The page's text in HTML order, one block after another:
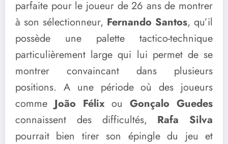
parfaite pour le joueur de 26 ans de montrer
à son sélectionneur, Fernando Santos, qu’il
possède une palette tactico-technique
particulièrement large qui lui permet de se
montrer convaincant dans plusieurs
positions. A une période où des joueurs
comme João FélixouGonçalo Guedes
connaissent des difficultés, Rafa Silva
pourrait bien tirer son épingle du jeu et